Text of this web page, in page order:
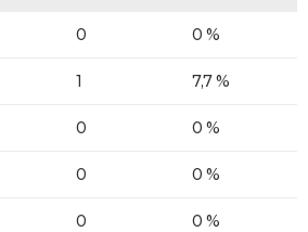
0 0 %
1 7,7 %
0 0 %
0 0 %
0 0 %